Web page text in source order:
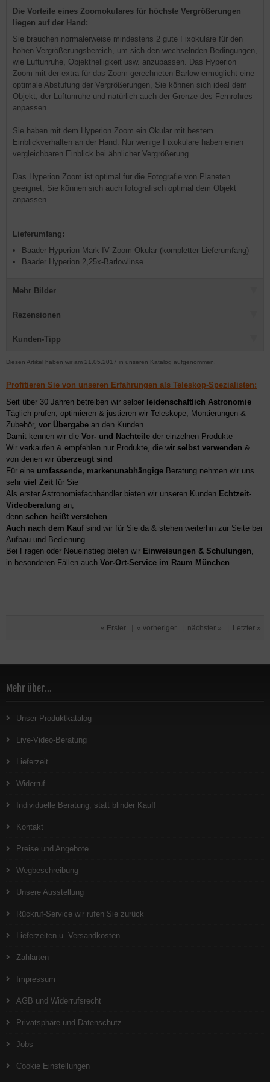
Die Vorteile eines Zoomokulares für höchste Vergrößerungen
liegen auf der Hand:
Sie brauchen normalerweise mindestens 2 gute Fixokulare für den
hohen Vergrößerungsbereich, um sich den wechselnden Bedingungen,
wie Luftunruhe, Objekthelligkeit usw. anzupassen. Das Hyperion
Zoom mit der extra für das Zoom gerechneten Barlow ermöglicht eine
optimale Abstufung der Vergrößerungen, Sie können sich ideal dem
Objekt, der Luftunruhe und natürlich auch der Grenze des Fernrohres
anpassen.
Sie haben mit dem Hyperion Zoom ein Okular mit bestem
Einblickverhalten an der Hand. Nur wenige Fixokulare haben einen
vergleichbaren Einblick bei ähnlicher Vergrößerung.
Das Hyperion Zoom ist optimal für die Fotografie von Planeten
geeignet, Sie können sich auch fotografisch optimal dem Objekt
anpassen.
Lieferumfang:
Baader Hyperion Mark IV Zoom Okular (kompletter Lieferumfang)
Baader Hyperion 2,25x-Barlowlinse
Mehr Bilder
Rezensionen
Kunden-Tipp
Diesen Artikel haben wir am 21.05.2017 in unseren Katalog aufgenommen.
Profitieren Sie von unseren Erfahrungen als Teleskop-Spezialisten:
Seit über 30 Jahren betreiben wir selber leidenschaftlich Astronomie
Täglich prüfen, optimieren & justieren wir Teleskope, Montierungen &
Zubehör, vor Übergabe an den Kunden
Damit kennen wir die Vor- und Nachteile der einzelnen Produkte
Wir verkaufen & empfehlen nur Produkte, die wir selbst verwenden &
von denen wir überzeugt sind
Für eine umfassende, markenunabhängige Beratung nehmen wir uns
sehr viel Zeit für Sie
Als erster Astronomiefachhändler bieten wir unseren Kunden Echtzeit-
Videoberatung an,
denn sehen heißt verstehen
Auch nach dem Kaufsind wir für Sie da & stehen weiterhin zur Seite bei
Aufbau und Bedienung
Bei Fragen oder Neueinstieg bieten wir Einweisungen & Schulungen,
in besonderen Fällen auch Vor-Ort-Service im Raum München
« Erster « vorheriger nächster » Letzter »
Mehr über...
Unser Produktkatalog
Live-Video-Beratung
Lieferzeit
Widerruf
Individuelle Beratung, statt blinder Kauf!
Kontakt
Preise und Angebote
Wegbeschreibung
Unsere Ausstellung
Rückruf-Service wir rufen Sie zurück
Lieferzeiten u. Versandkosten
Zahlarten
Impressum
AGB und Widerrufsrecht
Privatsphäre und Datenschutz
Jobs
Cookie Einstellungen